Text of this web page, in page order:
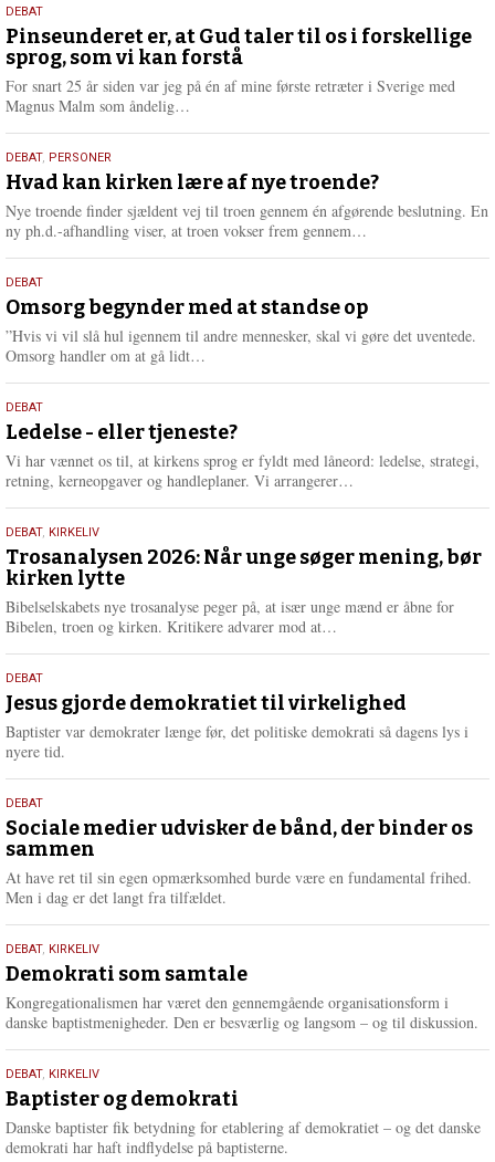
5.
august
2026
DEBAT
Pinseunderet er, at Gud taler til os i forskellige
sprog, som vi kan forstå
For snart 25 år siden var jeg på én af mine første retræter i Sverige med
Magnus Malm som åndelig…
e
e
25.
juli
2026
DEBAT, PERSONER
Hvad kan kirken lære af nye troende?
Nye troende finder sjældent vej til troen gennem én afgørende beslutning. En
ny ph.d.-afhandling viser, at troen vokser frem gennem…
e
e
9.
juli
2026
DEBAT
Omsorg begynder med at standse op
”Hvis vi vil slå hul igennem til andre mennesker, skal vi gøre det uventede.
Omsorg handler om at gå lidt…
e
e
10.
juni
2026
DEBAT
Ledelse - eller tjeneste?
Vi har vænnet os til, at kirkens sprog er fyldt med låneord: ledelse, strategi,
retning, kerneopgaver og handleplaner. Vi arrangerer…
e
2.
juni
2026
DEBAT, KIRKELIV
Trosanalysen 2026: Når unge søger mening, bør
kirken lytte
Bibelselskabets nye trosanalyse peger på, at især unge mænd er åbne for
Bibelen, troen og kirken. Kritikere advarer mod at…
e
e
18.
maj
2026
DEBAT
Jesus gjorde demokratiet til virkelighed
Baptister var demokrater længe før, det politiske demokrati så dagens lys i
nyere tid.
18.
maj
2026
DEBAT
Sociale medier udvisker de bånd, der binder os
sammen
At have ret til sin egen opmærksomhed burde være en fundamental frihed.
Men i dag er det langt fra tilfældet.
18.
maj
2026
DEBAT, KIRKELIV
Demokrati som samtale
Kongregationalismen har været den gennemgående organisationsform i
danske baptistmenigheder. Den er besværlig og langsom – og til diskussion.
18.
maj
2026
DEBAT, KIRKELIV
Baptister og demokrati
Danske baptister fik betydning for etablering af demokratiet – og det danske
demokrati har haft indflydelse på baptisterne.